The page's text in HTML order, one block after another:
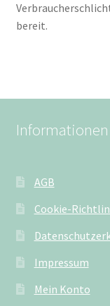
bereit.
Informationen
AGB
Cookie-
Impressum
Mein Konto